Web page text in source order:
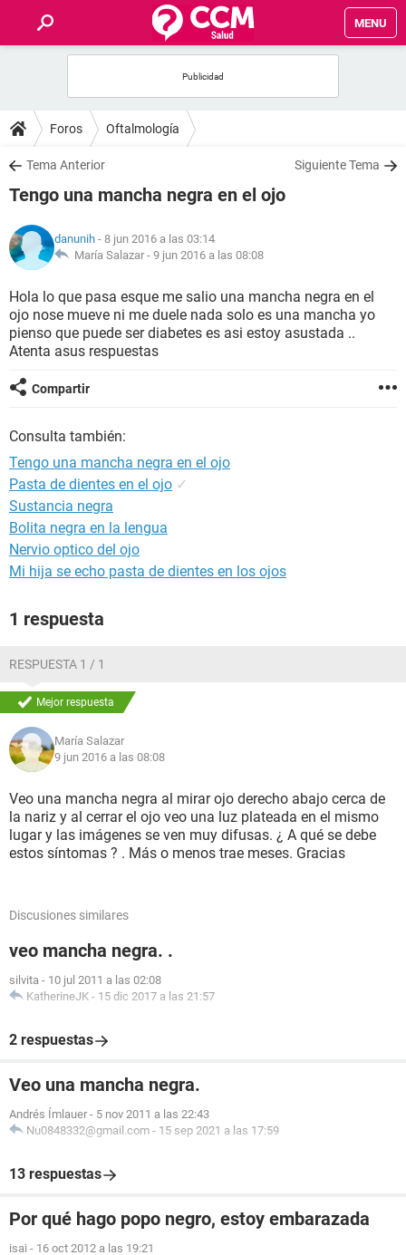
MENU
FOROS
SALUD
FAMILIA
NUTRICIÓN
BIENESTAR
SEXUALIDAD
GLOSARIO
Foros Oftalmología
Tema Anterior Siguiente Tema
Tengo una mancha negra en el ojo
danunih - 8 jun 2016 a las 03:14
María Salazar - 9 jun 2016 a las 08:08
Hola lo que pasa esque me salio una mancha negra en el
ojo nose mueve ni me duele nada solo es una mancha yo
pienso que puede ser diabetes es asi estoy asustada ..
Atenta asus respuestas
Compartir
Consulta también:
Tengo una mancha negra en el ojo
Pasta de dientes en el ojo ✓
Sustancia negra
Bolita negra en la lengua
Nervio optico del ojo
Mi hija se echo pasta de dientes en los ojos
1 respuesta
RESPUESTA 1 / 1
Mejor respuesta
María Salazar
9 jun 2016 a las 08:08
Veo una mancha negra al mirar ojo derecho abajo cerca de
la nariz y al cerrar el ojo veo una luz plateada en el mismo
lugar y las imágenes se ven muy difusas. ¿ A qué se debe
estos síntomas ? . Más o menos trae meses. Gracias
Discusiones similares
veo mancha negra. .
silvita - 10 jul 2011 a las 02:08
KatherineJK - 15 dic 2017 a las 21:57
2 respuestas
Veo una mancha negra.
Andrés Ímlauer - 5 nov 2011 a las 22:43
Nu0848332@gmail.com - 15 sep 2021 a las 17:59
13 respuestas
Por qué hago popo negro, estoy embarazada
isai - 16 oct 2012 a las 19:21